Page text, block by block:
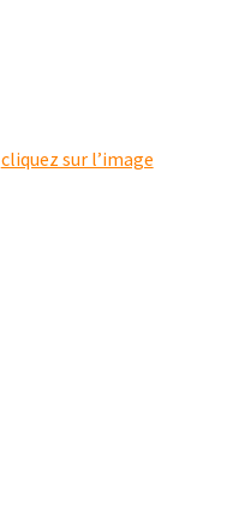
cliquez sur l’image